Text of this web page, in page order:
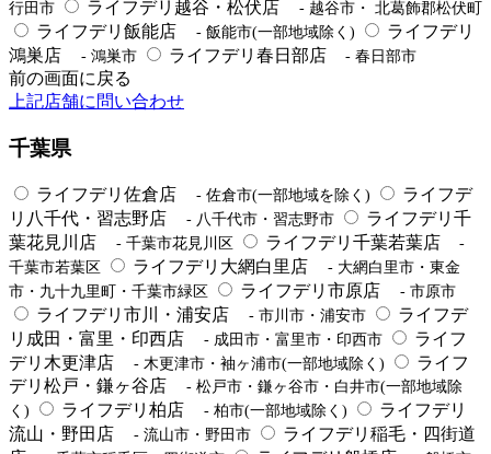
行田市
ライフデリ越谷・松伏店 - 越谷市・ 北葛飾郡松伏町
ライフデリ飯能店 - 飯能市(一部地域除く)
ライフデリ
鴻巣店
- 鴻巣市 ライフデリ春日部店 - 春日部市
前の画面に戻る
上記店舗に問い合わせ
千葉県
ライフデリ佐倉店 - 佐倉市(一部地域を除く)
ライフデ
リ八千代・習志野店
- 八千代市・習志野市
ライフデリ千
葉花見川店
- 千葉市花見川区 ライフデリ千葉若葉店
-
千葉市若葉区
ライフデリ大網白里店
- 大網白里市・東金
市・九十九里町・千葉市緑区
ライフデリ市原店 - 市原市
ライフデリ市川・浦安店 - 市川市・浦安市
ライフデ
リ成田・富里・印西店
- 成田市・富里市・印西市
ライフ
デリ木更津店
- 木更津市・袖ヶ浦市(一部地域除く)
ライフ
デリ松戸・鎌ヶ谷店
- 松戸市・鎌ヶ谷市・白井市(一部地域除
く)
ライフデリ柏店 - 柏市(一部地域除く)
ライフデリ
流山・野田店
- 流山市・野田市
ライフデリ稲毛・四街道